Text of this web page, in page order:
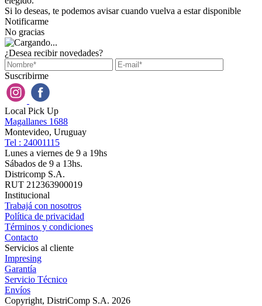
Si lo deseas, te podemos avisar cuando vuelva a estar disponible
Notificarme
No gracias
¿Desea recibir novedades?
Suscribirme
Local Pick Up
Magallanes 1688
Montevideo, Uruguay
Tel : 24001115
Lunes a viernes de 9 a 19hs
Sábados de 9 a 13hs.
Districomp S.A.
RUT 212363900019
Institucional
Trabajá con nosotros
Política de privacidad
Términos y condiciones
Contacto
Servicios al cliente
Impresing
Garantía
Servicio Técnico
Envíos
Copyright, DistriComp S.A. 2026